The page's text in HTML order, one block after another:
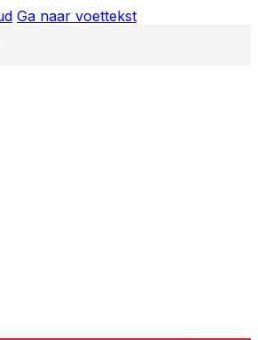
Ga naar voettekst